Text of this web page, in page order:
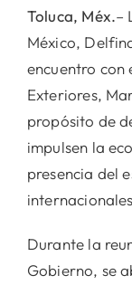
Toluca, Méx.–
México,
encuentro con
Exteriores,
propósito de
impulsen la
presencia del
Durante la
Gobierno, se